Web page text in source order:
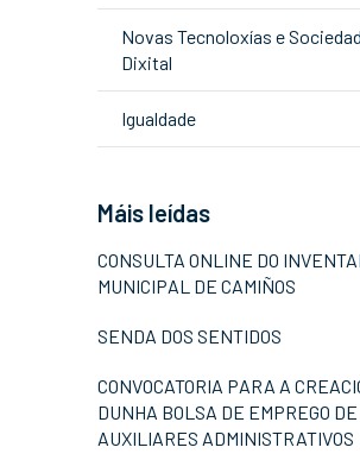
Novas Tecnoloxías e
Dixital
Igualdade
Máis leídas
CONSULTA ONLINE DO
MUNICIPAL DE CAMIÑOS
SENDA DOS SENTIDOS
CONVOCATORIA PARA A
DUNHA BOLSA DE EMPREGO DE
AUXILIARES ADMINISTRATIVOS